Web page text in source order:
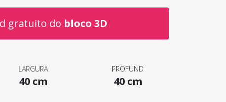
gratuito do bloco 3D
LARGURA
40 cm
PROFUND
40 cm